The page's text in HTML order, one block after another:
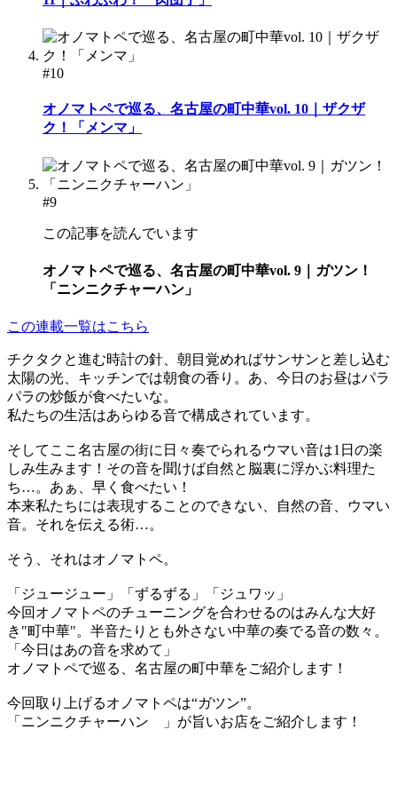
#10
オノマトペで巡る、名古屋の町中華vol. 10｜ザクザ
ク！「メンマ」
#9
この記事を読んでいます
オノマトペで巡る、名古屋の町中華vol. 9｜ガツン！
「ニンニクチャーハン」
この連載一覧はこちら
チクタクと進む時計の針、朝目覚めればサンサンと差し込む
太陽の光、キッチンでは朝食の香り。あ、今日のお昼はパラ
パラの炒飯が食べたいな。
私たちの生活はあらゆる音で構成されています。
そしてここ名古屋の街に日々奏でられるウマい音は1日の楽
しみ生みます！その音を聞けば自然と脳裏に浮かぶ料理た
ち…。あぁ、早く食べたい！
本来私たちには表現することのできない、自然の音、ウマい
音。それを伝える術…。
そう、それはオノマトペ。
「ジュージュー」「ずるずる」「ジュワッ」
今回オノマトペのチューニングを合わせるのはみんな大好
き"町中華"。半音たりとも外さない中華の奏でる音の数々。
「今日はあの音を求めて」
オノマトペで巡る、名古屋の町中華をご紹介します！
今回取り上げるオノマトペは“ガツン”。
「ニンニクチャーハン 」が旨いお店をご紹介します！